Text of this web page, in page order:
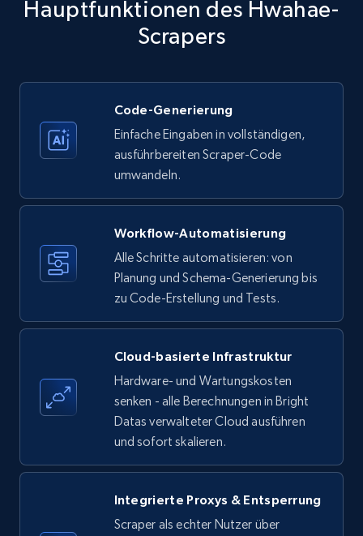
price, Currency, Availability, Reviews count, and
Amazon products - Collects products by
specific keywords
Title, Seller name, Brand, Description, Initial
35.3K+ 5.7K+ Gratis testen
Amazon products - find products by using
upc numbers
Title, Seller name, Brand, Description, Initial
price, Currency, Availability, Reviews count, and
Hauptfunktionen des Hwahae-
Scrapers
Code-Generierung
Einfache Eingaben in vollständigen,
ausführbereiten Scraper-Code
umwandeln.
Workflow-Automatisierung
Alle Schritte automatisieren: von
Planung und Schema-Generierung bis
zu Code-Erstellung und Tests.
Cloud-basierte Infrastruktur
Hardware- und Wartungskosten
senken - alle Berechnungen in Bright
Datas verwalteter Cloud ausführen
und sofort skalieren.
Integrierte Proxys & Entsperrung
Scraper als echter Nutzer über